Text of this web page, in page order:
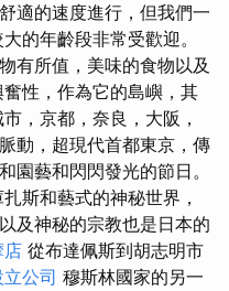
適的速度進行，但我們一
的年齡段非常受歡迎。
有所值，美味的食物以及
性，作為它的島嶼，其
，京都，奈良，大阪，
動，超現代首都東京，傳
園藝和閃閃發光的節日。
斯和藝式的神秘世界，
及神秘的宗教也是日本的
店 從布達佩斯到胡志明市
公司 穆斯林國家的另一